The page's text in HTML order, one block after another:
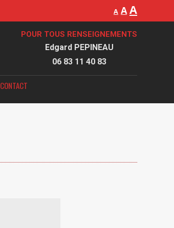
A A A
POUR TOUS RENSEIGNEMENTS
Edgard PEPINEAU
06 83 11 40 83
CONTACT